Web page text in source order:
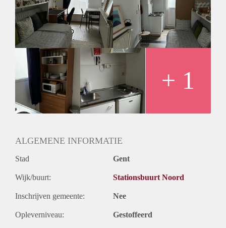
+ 1
ALGEMENE INFORMATIE
Stad Gent
Wijk/buurt: Stationsbuurt Noord
Inschrijven gemeente: Nee
Opleverniveau: Gestoffeerd